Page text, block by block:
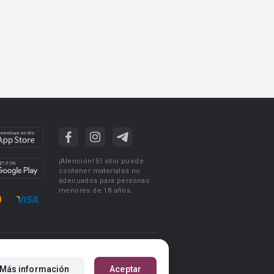
Más información Aceptar
¡Atención! El sitio puede
contener materiales no
adecuados para personas
menores de 18 años.
Reglas para la publicación de libros